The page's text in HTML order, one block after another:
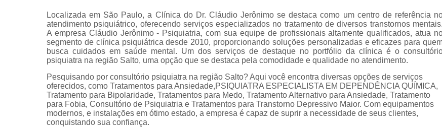
para
transtorno de
estresse
Tratamentos
para
transtorno do
pânico
Especialista
Tratamento Alternativo para
Tratamento da
Tratamento para Ansiedade
Tratamento
Tratamento para Ansiedade
Tratamento
Tratamento para
Localizada em São Paulo, a Clínica do Dr. Cláudio Jerônimo se destaca como um centro de referência
atendimento psiquiátrico, oferecendo serviços especializados no tratamento de diversos transtornos mentais.
A empresa Cláudio Jerônimo - Psiquiatria, com sua equipe de profissionais altamente qualificados, atua
segmento de clínica psiquiátrica desde 2010, proporcionando soluções personalizadas e eficazes para
busca cuidados em saúde mental. Um dos serviços de destaque no portfólio da clínica é o
psiquiatra na região Salto, uma opção que se destaca pela comodidade e qualidade no atendimento.
Pesquisando por consultório psiquiatra na região Salto? Aqui você encontra diversas opções de serviços
oferecidos, como Tratamentos para Ansiedade,PSIQUIATRA ESPECIALISTA EM DEPENDÊNCIA QUÍMICA,
Tratamento para Bipolaridade, Tratamentos para Medo, Tratamento Alternativo para Ansiedade, Tratamento
para Fobia, Consultório de Psiquiatria e Tratamentos para Transtorno Depressivo Maior. Com equipamentos
modernos, e instalações em ótimo estado, a empresa é capaz de suprir a necessidade de seus clientes,
conquistando sua confiança.